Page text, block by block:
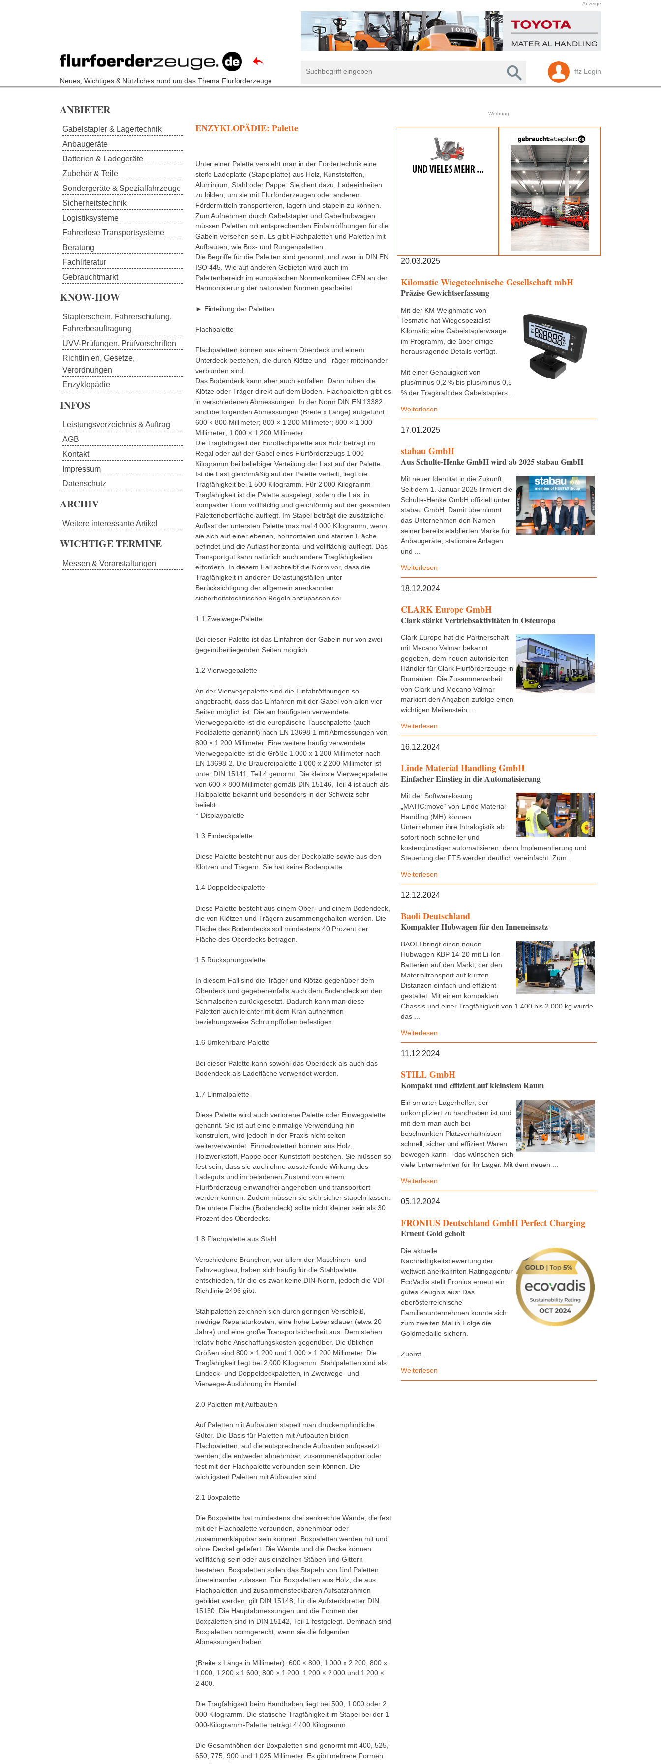
Neues, Wichtiges & Nützliches rund um das Thema Flurförderzeuge
Anzeige
ffz Login
ANBIETER
Gabelstapler & Lagertechnik
Anbaugeräte
Batterien & Ladegeräte
Zubehör & Teile
Sondergeräte & Spezialfahrzeuge
Sicherheitstechnik
Logistiksysteme
Fahrerlose Transportsysteme
Beratung
Fachliteratur
Gebrauchtmarkt
KNOW-HOW
Staplerschein, Fahrerschulung,
Fahrerbeauftragung
UVV-Prüfungen, Prüfvorschriften
Richtlinien, Gesetze,
Verordnungen
Enzyklopädie
INFOS
Leistungsverzeichnis & Auftrag
AGB
Kontakt
Impressum
Datenschutz
ARCHIV
Weitere interessante Artikel
WICHTIGE TERMINE
Messen & Veranstaltungen
Werbung
20.03.2025
Kilomatic Wiegetechnische Gesellschaft mbH
Präzise Gewichtserfassung
Mit der KM Weighmatic von
Tesmatic hat Wiegespezialist
Kilomatic eine Gabelstaplerwaage
im Programm, die über einige
herausragende Details verfügt.
Mit einer Genauigkeit von
plus/minus 0,2 % bis plus/minus 0,5
% der Tragkraft des Gabelstaplers ...
Weiterlesen
17.01.2025
stabau GmbH
Aus Schulte-Henke GmbH wird ab 2025 stabau GmbH
Mit neuer Identität in die Zukunft:
Seit dem 1. Januar 2025 firmiert die
Schulte-Henke GmbH offiziell unter
stabau GmbH. Damit übernimmt
das Unternehmen den Namen
seiner bereits etablierten Marke für
Anbaugeräte, stationäre Anlagen
und ...
Weiterlesen
18.12.2024
CLARK Europe GmbH
Clark stärkt Vertriebsaktivitäten in Osteuropa
Clark Europe hat die Partnerschaft
mit Mecano Valmar bekannt
gegeben, dem neuen autorisierten
Händler für Clark Flurförderzeuge in
Rumänien. Die Zusammenarbeit
von Clark und Mecano Valmar
markiert den Angaben zufolge einen
wichtigen Meilenstein ...
Weiterlesen
16.12.2024
Linde Material Handling GmbH
Einfacher Einstieg in die Automatisierung
Mit der Softwarelösung
„MATIC:move“ von Linde Material
Handling (MH) können
Unternehmen ihre Intralogistik ab
sofort noch schneller und
kostengünstiger automatisieren, denn Implementierung und
Steuerung der FTS werden deutlich vereinfacht. Zum ...
Weiterlesen
12.12.2024
Baoli Deutschland
Kompakter Hubwagen für den Inneneinsatz
BAOLI bringt einen neuen
Hubwagen KBP 14-20 mit Li-Ion-
Batterien auf den Markt, der den
Materialtransport auf kurzen
Distanzen einfach und effizient
gestaltet. Mit einem kompakten
Chassis und einer Tragfähigkeit von 1.400 bis 2.000 kg wurde
das ...
Weiterlesen
11.12.2024
STILL GmbH
Kompakt und effizient auf kleinstem Raum
Ein smarter Lagerhelfer, der
unkompliziert zu handhaben ist und
mit dem man auch bei
beschränkten Platzverhältnissen
schnell, sicher und effizient Waren
bewegen kann – das wünschen sich
viele Unternehmen für ihr Lager. Mit dem neuen ...
Weiterlesen
05.12.2024
FRONIUS Deutschland GmbH Perfect Charging
Erneut Gold geholt
Die aktuelle
Nachhaltigkeitsbewertung der
weltweit anerkannten Ratingagentur
EcoVadis stellt Fronius erneut ein
gutes Zeugnis aus: Das
oberösterreichische
Familienunternehmen konnte sich
zum zweiten Mal in Folge die
Goldmedaille sichern.
Zuerst ...
Weiterlesen
ENZYKLOPÄDIE: Palette
Unter einer Palette versteht man in der Fördertechnik eine
steife Ladeplatte (Stapelplatte) aus Holz, Kunststoffen,
Aluminium, Stahl oder Pappe. Sie dient dazu, Ladeeinheiten
zu bilden, um sie mit Flurförderzeugen oder anderen
Fördermitteln transportieren, lagern und stapeln zu können.
Zum Aufnehmen durch Gabelstapler und Gabelhubwagen
müssen Paletten mit entsprechenden Einfahröffnungen für die
Gabeln versehen sein. Es gibt Flachpaletten und Paletten mit
Aufbauten, wie Box- und Rungenpaletten.
Die Begriffe für die Paletten sind genormt, und zwar in DIN EN
ISO 445. Wie auf anderen Gebieten wird auch im
Palettenbereich im europäischen Normenkomitee CEN an der
Harmonisierung der nationalen Normen gearbeitet.
► Einteilung der Paletten
Flachpalette
Flachpaletten können aus einem Oberdeck und einem
Unterdeck bestehen, die durch Klötze und Träger miteinander
verbunden sind.
Das Bodendeck kann aber auch entfallen. Dann ruhen die
Klötze oder Träger direkt auf dem Boden. Flachpaletten gibt es
in verschiedenen Abmessungen. In der Norm DIN EN 13382
sind die folgenden Abmessungen (Breite x Länge) aufgeführt:
600 × 800 Millimeter; 800 × 1 200 Millimeter; 800 × 1 000
Millimeter; 1 000 × 1 200 Millimeter.
Die Tragfähigkeit der Euroflachpalette aus Holz beträgt im
Regal oder auf der Gabel eines Flurförderzeugs 1 000
Kilogramm bei beliebiger Verteilung der Last auf der Palette.
Ist die Last gleichmäßig auf der Palette verteilt, liegt die
Tragfähigkeit bei 1 500 Kilogramm. Für 2 000 Kilogramm
Tragfähigkeit ist die Palette ausgelegt, sofern die Last in
kompakter Form vollflächig und gleichförmig auf der gesamten
Palettenoberfläche aufliegt. Im Stapel beträgt die zusätzliche
Auflast der untersten Palette maximal 4 000 Kilogramm, wenn
sie sich auf einer ebenen, horizontalen und starren Fläche
befindet und die Auflast horizontal und vollflächig aufliegt. Das
Transportgut kann natürlich auch andere Tragfähigkeiten
erfordern. In diesem Fall schreibt die Norm vor, dass die
Tragfähigkeit in anderen Belastungsfällen unter
Berücksichtigung der allgemein anerkannten
sicherheitstechnischen Regeln anzupassen sei.
1.1 Zweiwege-Palette
Bei dieser Palette ist das Einfahren der Gabeln nur von zwei
gegenüberliegenden Seiten möglich.
1.2 Vierwegepalette
An der Vierwegepalette sind die Einfahröffnungen so
angebracht, dass das Einfahren mit der Gabel von allen vier
Seiten möglich ist. Die am häufigsten verwendete
Vierwegepalette ist die europäische Tauschpalette (auch
Poolpalette genannt) nach EN 13698-1 mit Abmessungen von
800 × 1 200 Millimeter. Eine weitere häufig verwendete
Vierwegepalette ist die Größe 1 000 x 1 200 Millimeter nach
EN 13698-2. Die Brauereipalette 1 000 x 2 200 Millimeter ist
unter DIN 15141, Teil 4 genormt. Die kleinste Vierwegepalette
von 600 × 800 Millimeter gemäß DIN 15146, Teil 4 ist auch als
Halbpalette bekannt und besonders in der Schweiz sehr
beliebt.
↑ Displaypalette
1.3 Eindeckpalette
Diese Palette besteht nur aus der Deckplatte sowie aus den
Klötzen und Trägern. Sie hat keine Bodenplatte.
1.4 Doppeldeckpalette
Diese Palette besteht aus einem Ober- und einem Bodendeck,
die von Klötzen und Trägern zusammengehalten werden. Die
Fläche des Bodendecks soll mindestens 40 Prozent der
Fläche des Oberdecks betragen.
1.5 Rücksprungpalette
In diesem Fall sind die Träger und Klötze gegenüber dem
Oberdeck und gegebenenfalls auch dem Bodendeck an den
Schmalseiten zurückgesetzt. Dadurch kann man diese
Paletten auch leichter mit dem Kran aufnehmen
beziehungsweise Schrumpffolien befestigen.
1.6 Umkehrbare Palette
Bei dieser Palette kann sowohl das Oberdeck als auch das
Bodendeck als Ladefläche verwendet werden.
1.7 Einmalpalette
Diese Palette wird auch verlorene Palette oder Einwegpalette
genannt. Sie ist auf eine einmalige Verwendung hin
konstruiert, wird jedoch in der Praxis nicht selten
weiterverwendet. Einmalpaletten können aus Holz,
Holzwerkstoff, Pappe oder Kunststoff bestehen. Sie müssen so
fest sein, dass sie auch ohne aussteifende Wirkung des
Ladeguts und im beladenen Zustand von einem
Flurförderzeug einwandfrei angehoben und transportiert
werden können. Zudem müssen sie sich sicher stapeln lassen.
Die untere Fläche (Bodendeck) sollte nicht kleiner sein als 30
Prozent des Oberdecks.
1.8 Flachpalette aus Stahl
Verschiedene Branchen, vor allem der Maschinen- und
Fahrzeugbau, haben sich häufig für die Stahlpalette
entschieden, für die es zwar keine DIN-Norm, jedoch die VDI-
Richtlinie 2496 gibt.
Stahlpaletten zeichnen sich durch geringen Verschleiß,
niedrige Reparaturkosten, eine hohe Lebensdauer (etwa 20
Jahre) und eine große Transportsicherheit aus. Dem stehen
relativ hohe Anschaffungskosten gegenüber. Die üblichen
Größen sind 800 × 1 200 und 1 000 × 1 200 Millimeter. Die
Tragfähigkeit liegt bei 2 000 Kilogramm. Stahlpaletten sind als
Eindeck- und Doppeldeckpaletten, in Zweiwege- und
Vierwege-Ausführung im Handel.
2.0 Paletten mit Aufbauten
Auf Paletten mit Aufbauten stapelt man druckempfindliche
Güter. Die Basis für Paletten mit Aufbauten bilden
Flachpaletten, auf die entsprechende Aufbauten aufgesetzt
werden, die entweder abnehmbar, zusammenklappbar oder
fest mit der Flachpalette verbunden sein können. Die
wichtigsten Paletten mit Aufbauten sind:
2.1 Boxpalette
Die Boxpalette hat mindestens drei senkrechte Wände, die fest
mit der Flachpalette verbunden, abnehmbar oder
zusammenklappbar sein können. Boxpaletten werden mit und
ohne Deckel geliefert. Die Wände und die Decke können
vollflächig sein oder aus einzelnen Stäben und Gittern
bestehen. Boxpaletten sollen das Stapeln von fünf Paletten
übereinander zulassen. Für Boxpaletten aus Holz, die aus
Flachpaletten und zusammensteckbaren Aufsatzrahmen
gebildet werden, gilt DIN 15148, für die Aufsteckbretter DIN
15150. Die Hauptabmessungen und die Formen der
Boxpaletten sind in DIN 15142, Teil 1 festgelegt. Demnach sind
Boxpaletten normgerecht, wenn sie die folgenden
Abmessungen haben:
(Breite x Länge in Millimeter): 600 × 800, 1 000 x 2 200, 800 x
1 000, 1 200 x 1 600, 800 × 1 200, 1 200 × 2 000 und 1 200 ×
2 400.
Die Tragfähigkeit beim Handhaben liegt bei 500, 1 000 oder 2
000 Kilogramm. Die statische Tragfähigkeit im Stapel bei der 1
000-Kilogramm-Palette beträgt 4 400 Kilogramm.
Die Gesamthöhen der Boxpaletten sind genormt mit 400, 525,
650, 775, 900 und 1 025 Millimeter. Es gibt mehrere Formen